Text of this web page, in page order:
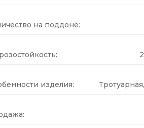
на поддоне:
изделия: